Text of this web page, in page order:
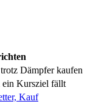
Dämpfer kaufen
ein Kursziel fällt
Kauf